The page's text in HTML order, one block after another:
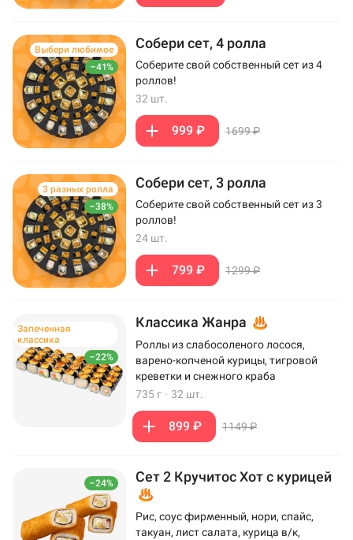
–41%
Выбери любимое Собери сет, 4 ролла
Соберите свой собственный сет из 4
роллов!
32 шт.
999 ₽ 1699 ₽
–38%
3 разных ролла Собери сет, 3 ролла
Соберите свой собственный сет из 3
роллов!
24 шт.
799 ₽ 1299 ₽
–22%
Запеченная
классика
Классика Жанра
Роллы из слабосоленого лосося,
варено-копченой курицы, тигровой
креветки и снежного краба
735 г · 32 шт.
899 ₽ 1149 ₽
–24% Сет 2 Кручитос Хот с курицей
Рис, соус фирменный, нори, спайс,
такуан, лист салата, курица в/к,